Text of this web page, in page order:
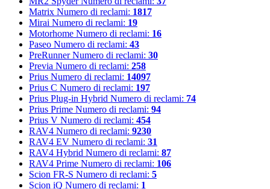
Matrix Numero di reclami: 1817
Mirai Numero di reclami: 19
Motorhome Numero di reclami: 16
Paseo Numero di reclami: 43
PreRunner Numero di reclami: 30
Previa Numero di reclami: 258
Prius Numero di reclami: 14097
Prius C Numero di reclami: 197
Prius Plug-in Hybrid Numero di reclami: 74
Prius Prime Numero di reclami: 94
Prius V Numero di reclami: 454
RAV4 Numero di reclami: 9230
RAV4 EV Numero di reclami: 31
RAV4 Hybrid Numero di reclami: 87
RAV4 Prime Numero di reclami: 106
Scion FR-S Numero di reclami: 5
Scion iQ Numero di reclami: 1